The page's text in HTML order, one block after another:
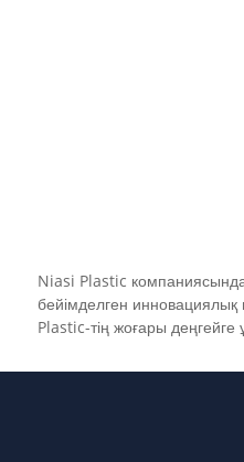
Niasi Plastic компаниясында
бейімделген
Plastic-тің жоғары деңгейге